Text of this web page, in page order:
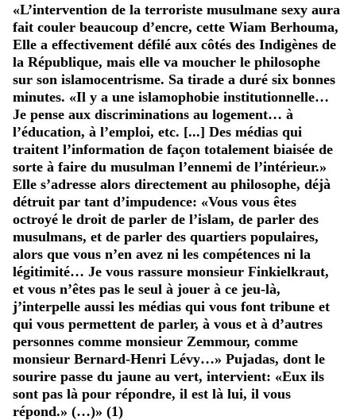
«L’intervention de la terroriste musulmane sexy aura
fait couler beaucoup d’encre, cette Wiam Berhouma,
Elle a effectivement défilé aux côtés des Indigènes de
la République, mais elle va moucher le philosophe
sur son islamocentrisme. Sa tirade a duré six bonnes
minutes. «Il y a une islamophobie institutionnelle…
Je pense aux discriminations au logement… à
l’éducation, à l’emploi, etc. [...] Des médias qui
traitent l’information de façon totalement biaisée de
sorte à faire du musulman l’ennemi de l’intérieur.»
Elle s’adresse alors directement au philosophe, déjà
détruit par tant d’impudence: «Vous vous êtes
octroyé le droit de parler de l’islam, de parler des
musulmans, et de parler des quartiers populaires,
alors que vous n’en avez ni les compétences ni la
légitimité… Je vous rassure monsieur Finkielkraut,
et vous n’êtes pas le seul à jouer à ce jeu-là,
j’interpelle aussi les médias qui vous font tribune et
qui vous permettent de parler, à vous et à d’autres
personnes comme monsieur Zemmour, comme
monsieur Bernard-Henri Lévy…» Pujadas, dont le
sourire passe du jaune au vert, intervient: «Eux ils
sont pas là pour répondre, il est là lui, il vous
répond.» (…)» (1)